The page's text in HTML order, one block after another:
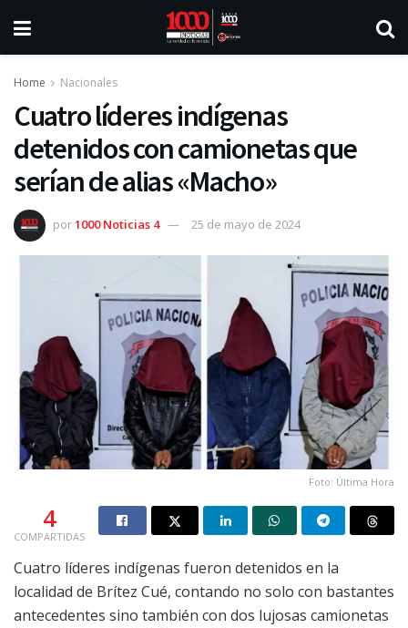
Home Nacionales
Cuatro líderes indígenas
detenidos con camionetas que
serían de alias «Macho»
por1000 Noticias 4 25 de mayo de 2024
Foto: Última Hora
4
COMPARTIDAS
Cuatro líderes indígenas fueron detenidos en la
localidad de Brítez Cué, contando no solo con bastantes
antecedentes sino también con dos lujosas camionetas